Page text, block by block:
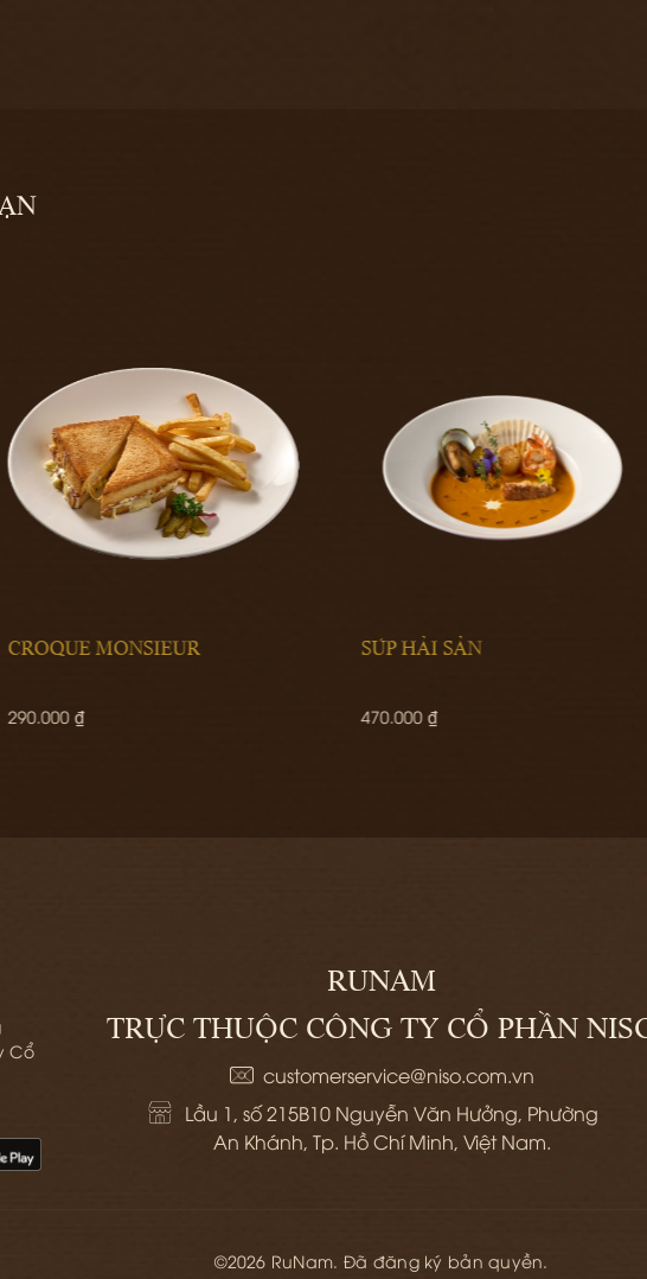
SÚP HẢI SẢN
470.000 ₫
CƠM TẤM ĐẶC BIỆT
420.000 ₫
Cổ
RUNAM
TRỰC THUỘC CÔNG TY CỔ PHẦN
customerservice@niso.com.vn
Lầu 1, số 215B10 Nguyễn Văn Hưởng, Phường
An Khánh, Tp. Hồ Chí Minh, Việt Nam.
©2026 RuNam. Đã đăng ký bản quyền.